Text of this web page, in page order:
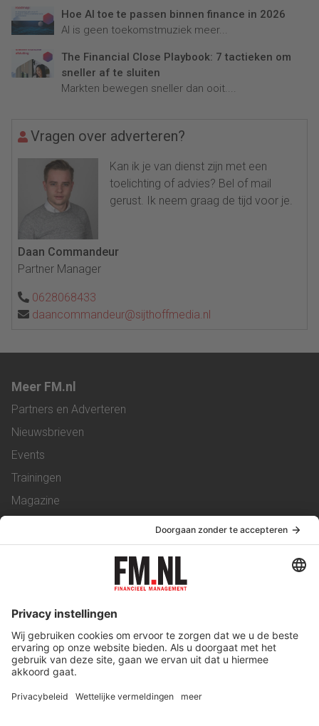
Hoe AI toe te passen binnen finance in 2026
AI is geen toekomstmuziek meer...
The Financial Close Playbook: 7 tactieken om
sneller af te sluiten
Markten bewegen sneller dan ooit....
Vragen over adverteren?
Kan ik je van dienst zijn met een
toelichting of advies? Bel of mail
gerust. Ik neem graag de tijd voor je.
Daan Commandeur
Partner Manager
0628068433
daancommandeur@sijthoffmedia.nl
Meer FM.nl
Partners en Adverteren
Nieuwsbrieven
Events
Trainingen
Magazine
Service & Contact
Werken bij ons
Privacy Statement
Algemene Voorwaarden